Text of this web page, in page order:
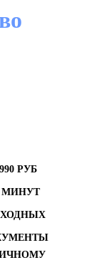
РУБ
МИНУТ